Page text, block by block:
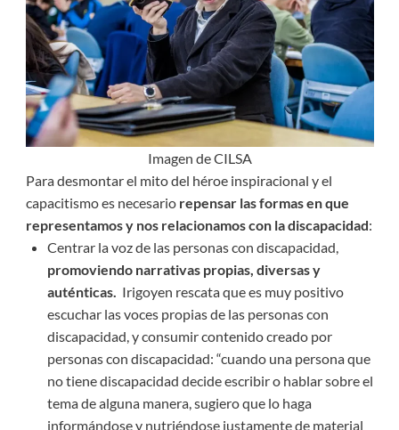
Imagen de CILSA
Para desmontar el mito del héroe inspiracional y el
capacitismo es necesario repensar las formas en que
representamos y nos relacionamos con la discapacidad:
Centrar la voz de las personas con discapacidad,
promoviendo narrativas propias, diversas y
auténticas. Irigoyen rescata que es muy positivo
escuchar las voces propias de las personas con
discapacidad, y consumir contenido creado por
personas con discapacidad: “cuando una persona que
no tiene discapacidad decide escribir o hablar sobre el
tema de alguna manera, sugiero que lo haga
informándose y nutriéndose justamente de material